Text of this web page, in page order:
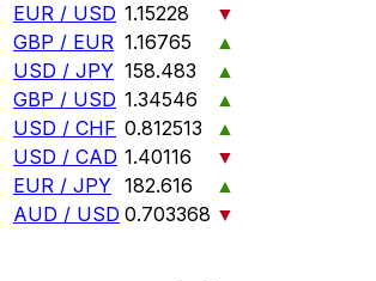
EUR / USD 1.15228
▼
GBP / EUR 1.16765
▲
USD / JPY 158.483
▲
GBP / USD 1.34546
▲
USD / CHF 0.812513
▲
USD / CAD 1.40116
▼
EUR / JPY 182.616
▲
AUD / USD 0.703368 ▼